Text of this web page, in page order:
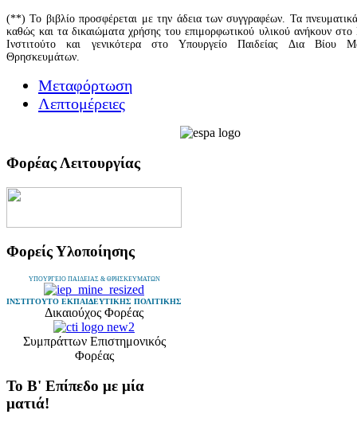
(**) Το βιβλίο προσφέρεται με την άδεια των συγγραφέων. Τα
καθώς και τα δικαιώματα χρήσης του επιμορφωτικού υλικού ανήκουν στο
Ινστιτούτο και γενικότερα στο Υπουργείο Παιδείας Δια Βίου
Θρησκευμάτων.
Μεταφόρτωση
Λεπτομέρειες
Φορέας Λειτουργίας
Φορείς Υλοποίησης
ΥΠΟΥΡΓΕΙΟ ΠΑΙΔΕΙΑΣ & ΘΡΗΣΚΕΥΜΑΤΩΝ
ΙΝΣΤΙΤΟΥΤΟ ΕΚΠΑΙΔΕΥΤΙΚΗΣ ΠΟΛΙΤΙΚΗΣ
Δικαιούχος Φορέας
Συμπράττων Επιστημονικός
Φορέας
Το Β' Επίπεδο με μία
ματιά!